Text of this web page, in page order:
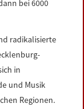
bei 6000
radikalisierte
in
und Musik
Regionen.